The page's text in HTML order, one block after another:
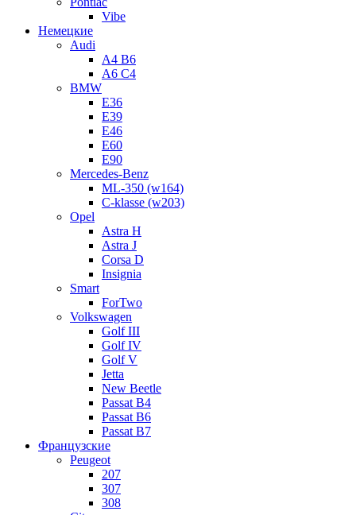
Vibe
Немецкие
Audi
A4 B6
A6 C4
BMW
E36
E39
E46
E60
E90
Mercedes-Benz
ML-350 (w164)
C-klasse (w203)
Opel
Astra H
Astra J
Corsa D
Insignia
Smart
ForTwo
Volkswagen
Golf III
Golf IV
Golf V
Jetta
New Beetle
Passat B4
Passat B6
Passat B7
Французские
Peugeot
207
307
308